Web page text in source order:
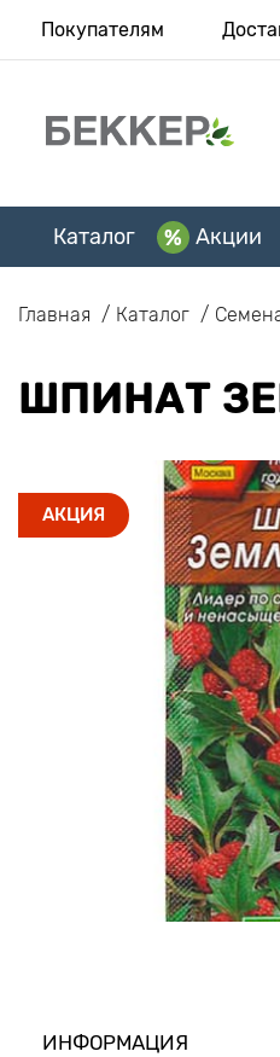
Покупателям
Каталог Акции
Главная Каталог
ШПИНАТ
АКЦИЯ
ИНФОРМАЦИЯ